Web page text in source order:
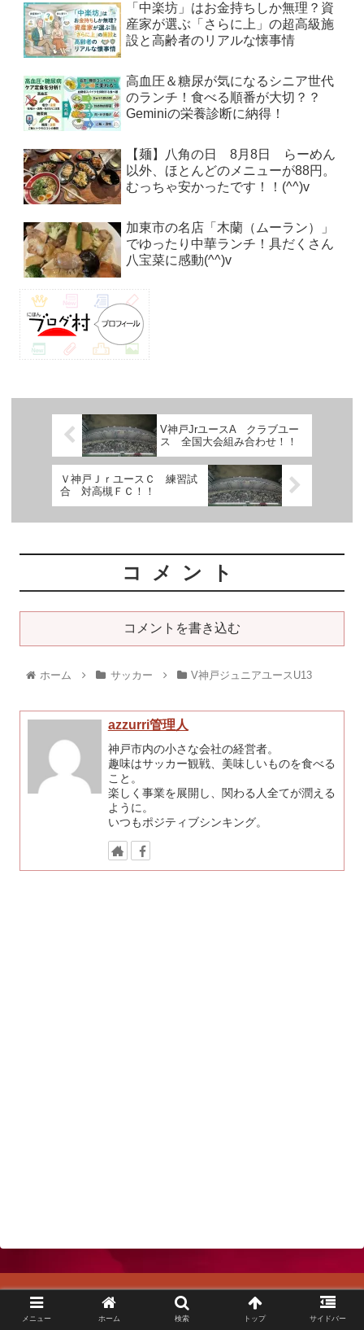
「中楽坊」はお金持ちしか無理？資
産家が選ぶ「さらに上」の超高級施
設と高齢者のリアルな懐事情
高血圧＆糖尿が気になるシニア世代
のランチ！食べる順番が大切？？
Geminiの栄養診断に納得！
【麺】八角の日 8月8日 らーめん
以外、ほとんどのメニューが88円。
むっちゃ安かったです！！(^^)v
加東市の名店「木蘭（ムーラン）」
でゆったり中華ランチ！具だくさん
八宝菜に感動(^^)v
V神戸JrユースA クラブユー
ス 全国大会組み合わせ！！
Ｖ神戸ＪｒユースＣ 練習試
合 対高槻ＦＣ！！
コメント
コメントを書き込む
ホーム サッカー V神戸ジュニアユースU13
azzurri管理人
神戸市内の小さな会社の経営者。
趣味はサッカー観戦、美味しいものを食べる
こと。
楽しく事業を展開し、関わる人全てが潤える
ように。
いつもポジティブシンキング。
azzurri to トモニ！！
メニュー ホーム 検索 トップ サイドバー